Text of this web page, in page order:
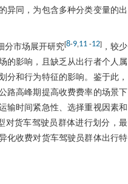
异同，为包含多种分类变量的出
分市场展开研究[8-9 11 -12] ，较少
的影响，且缺乏从出行者个人属
分和行为特征的影响。鉴于此，
路高峰期提高收费费率的场景下
输时间紧急性、选择重视因素和
对货车驾驶员群体进行划分，最
化收费对货车驾驶员群体出行特